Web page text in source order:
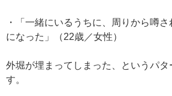
・「一緒にいるうちに、周りから噂
になった」（22歳／女性）
外堀が埋まってしまった、というパ
す。